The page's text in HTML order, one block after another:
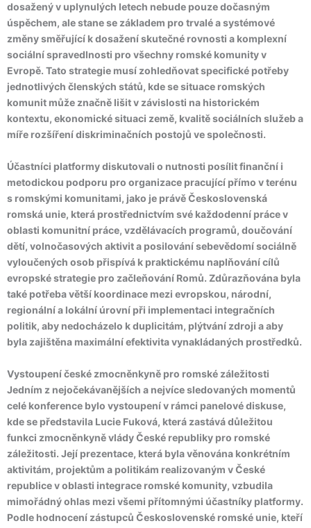
dosažený v uplynulých letech nebude pouze dočasným
úspěchem, ale stane se základem pro trvalé a systémové
změny směřující k dosažení skutečné rovnosti a komplexní
sociální spravedlnosti pro všechny romské komunity v
Evropě. Tato strategie musí zohledňovat specifické potřeby
jednotlivých členských států, kde se situace romských
komunit může značně lišit v závislosti na historickém
kontextu, ekonomické situaci země, kvalitě sociálních služeb a
míře rozšíření diskriminačních postojů ve společnosti.
Účastníci platformy diskutovali o nutnosti posílit finanční i
metodickou podporu pro organizace pracující přímo v terénu
s romskými komunitami, jako je právě Československá
romská unie, která prostřednictvím své každodenní práce v
oblasti komunitní práce, vzdělávacích programů, doučování
dětí, volnočasových aktivit a posilování sebevědomí sociálně
vyloučených osob přispívá k praktickému naplňování cílů
evropské strategie pro začleňování Romů. Zdůrazňována byla
také potřeba větší koordinace mezi evropskou, národní,
regionální a lokální úrovní při implementaci integračních
politik, aby nedocházelo k duplicitám, plýtvání zdroji a aby
byla zajištěna maximální efektivita vynakládaných prostředků.
Vystoupení české zmocněnkyně pro romské záležitosti
Jedním z nejočekávanějších a nejvíce sledovaných momentů
celé konference bylo vystoupení v rámci panelové diskuse,
kde se představila Lucie Fuková, která zastává důležitou
funkci zmocněnkyně vlády České republiky pro romské
záležitosti. Její prezentace, která byla věnována konkrétním
aktivitám, projektům a politikám realizovaným v České
republice v oblasti integrace romské komunity, vzbudila
mimořádný ohlas mezi všemi přítomnými účastníky platformy.
Podle hodnocení zástupců Československé romské unie, kteří